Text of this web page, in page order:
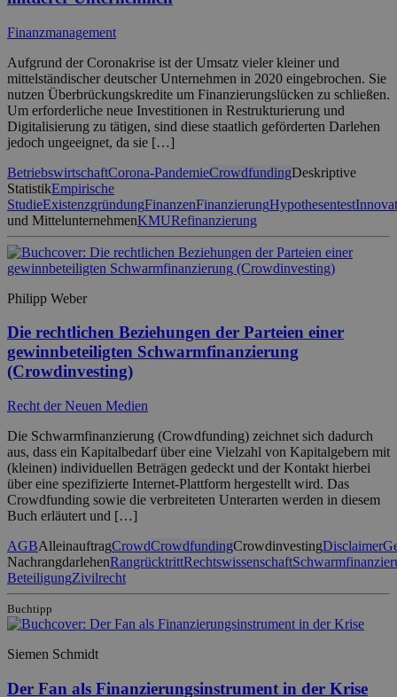
Finanzmanagement
Aufgrund der Coronakrise ist der Umsatz vieler kleiner und
mittelständischer deutscher Unternehmen in 2020 eingebrochen. Sie
nutzen Überbrückungskredite um Finanzierungslücken zu schließen.
Um erforderliche neue Investitionen in Restrukturierung und
Digitalisierung zu tätigen, sind diese staatlich geförderten Darlehen
jedoch ungeeignet, da sie […]
BetriebswirtschaftCorona-PandemieCrowdfundingDeskriptive
StatistikEmpirische
StudieExistenzgründungFinanzenFinanzierungHypothesentest
und MittelunternehmenKMURefinanzierung
Philipp Weber
Die rechtlichen Beziehungen der Parteien einer
gewinnbeteiligten Schwarmfinanzierung
(Crowdinvesting)
Recht der Neuen Medien
Die Schwarmfinanzierung (Crowdfunding) zeichnet sich dadurch
aus, dass ein Kapitalbedarf über eine Vielzahl von Kapitalgebern mit
(kleinen) individuellen Beträgen gedeckt und der Kontakt hierbei
über eine spezifizierte Internet-Plattform hergestellt wird. Das
Crowdfunding sowie die verbreiteten Unterarten werden in diesem
Buch erläutert und […]
AGBAlleinauftragCrowdCrowdfundingCrowdinvestingDisclaimer
NachrangdarlehenRangrücktrittRechtswissenschaft
BeteiligungZivilrecht
Buchtipp
Siemen Schmidt
Der Fan als Finanzierungsinstrument in der Krise